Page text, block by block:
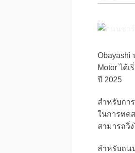
Obayashi
Motor ได้
ปี 2025
สำหรับกา
ในการทด
สามารถวิ่
สำหรับถน